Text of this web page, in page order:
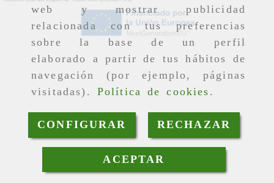
web y mostrar publicidad
relacionada con tus preferencias
sobre la base de un perfil
elaborado a partir de tus hábitos de
navegación (por ejemplo, páginas
visitadas). Política de cookies .
CONFIGURAR RECHAZAR
ACEPTAR